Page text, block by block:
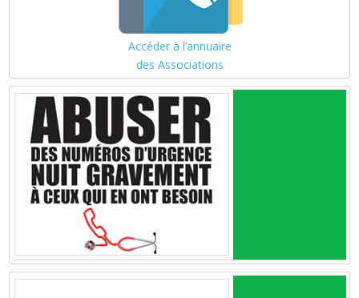
Accéder à l’annuaire
des Associations